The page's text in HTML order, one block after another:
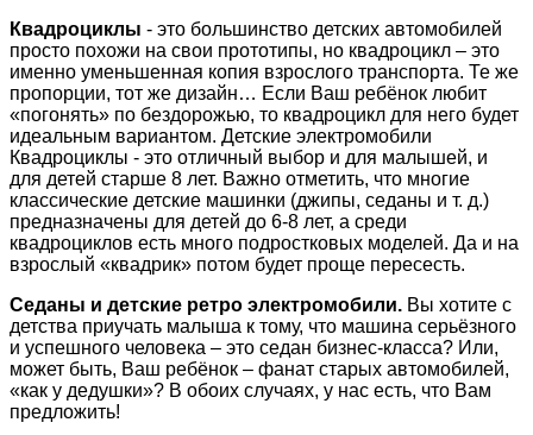
Квадроциклы - это большинство детских автомобилей
просто похожи на свои прототипы, но квадроцикл – это
именно уменьшенная копия взрослого транспорта. Те же
пропорции, тот же дизайн… Если Ваш ребёнок любит
«погонять» по бездорожью, то квадроцикл для него будет
идеальным вариантом. Детские электромобили
Квадроциклы - это отличный выбор и для малышей, и
для детей старше 8 лет. Важно отметить, что многие
классические детские машинки (джипы, седаны и т. д.)
предназначены для детей до 6-8 лет, а среди
квадроциклов есть много подростковых моделей. Да и на
взрослый «квадрик» потом будет проще пересесть.
Седаны и детские ретро электромобили. Вы хотите с
детства приучать малыша к тому, что машина серьёзного
и успешного человека – это седан бизнес-класса? Или,
может быть, Ваш ребёнок – фанат старых автомобилей,
«как у дедушки»? В обоих случаях, у нас есть, что Вам
предложить!